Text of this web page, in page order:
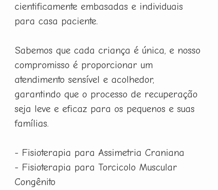
cientificamente embasadas e individuais
para casa paciente.
Sabemos que cada criança é única, e nosso
compromisso é proporcionar um
atendimento sensível e acolhedor,
garantindo que o processo de recuperação
seja leve e eficaz para os pequenos e suas
famílias.
- Fisioterapia para Assimetria Craniana
- Fisioterapia para Torcicolo Muscular
Congênito